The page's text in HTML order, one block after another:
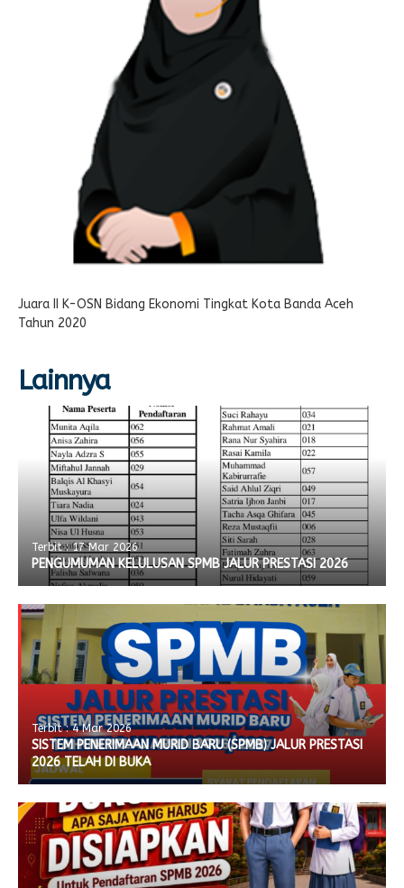
Absensi Guru
Juara II K-OSN Bidang Ekonomi Tingkat Kota Banda Aceh
Tahun 2020
Lainnya
Terbit : 17 Mar 2026
PENGUMUMAN KELULUSAN SPMB JALUR PRESTASI 2026
Terbit : 4 Mar 2026
SISTEM PENERIMAAN MURID BARU (SPMB) JALUR PRESTASI
2026 TELAH DI BUKA